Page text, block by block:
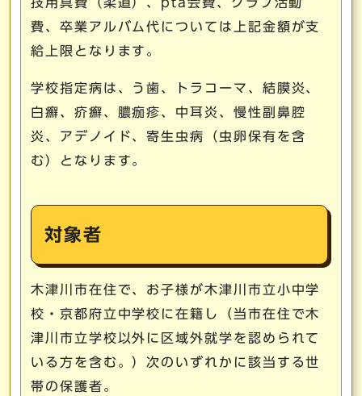
費、卒業アルバム代については上記金額が支
給上限となります。
学校指定病は、う歯、トラコーマ、結膜炎、
白癬、疥癬、膿痂疹、中耳炎、慢性副鼻腔
炎、アデノイド、寄生虫病（虫卵保有を含
む）となります。
対象者
木津川市在住で、お子様が木津川市立小中学
校・京都府立中学校に在籍し（当市在住で木
津川市立学校以外に区域外就学を認められて
いる方を含む。）次のいずれかに該当する世
帯の保護者。